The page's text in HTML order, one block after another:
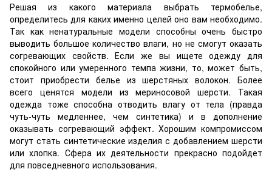
Решая из какого материала выбрать термобелье,
определитесь для каких именно целей оно вам необходимо.
Так как ненатуральные модели способны очень быстро
выводить большое количество влаги, но не смогут оказать
согревающих свойств. Если же вы ищете одежду для
спокойного или умеренного темпа жизни, то, может быть,
стоит приобрести белье из шерстяных волокон. Более
всего ценятся модели из мериносовой шерсти. Такая
одежда тоже способна отводить влагу от тела (правда
чуть-чуть медленнее, чем синтетика) и в дополнение
оказывать согревающий эффект. Хорошим компромиссом
могут стать синтетические изделия с добавлением шерсти
или хлопка. Сфера их деятельности прекрасно подойдет
для повседневного использования.